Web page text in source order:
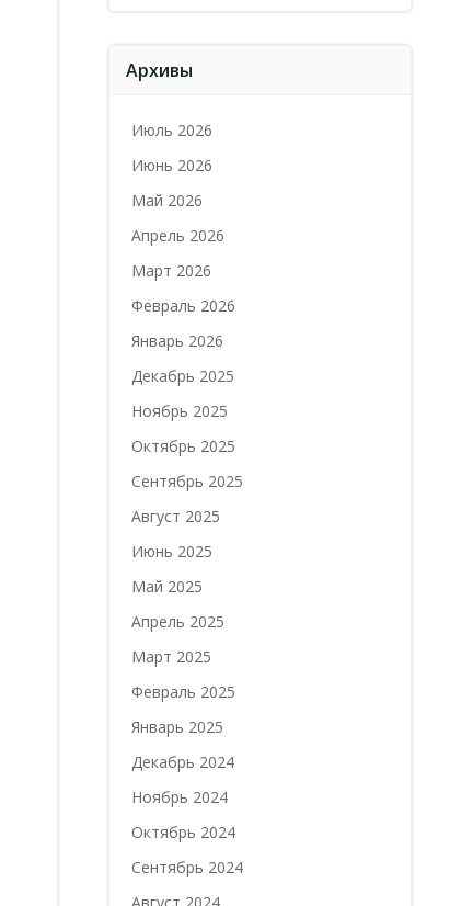
Архивы
Июль 2026
Июнь 2026
Май 2026
Апрель 2026
Март 2026
Февраль 2026
Январь 2026
Декабрь 2025
Ноябрь 2025
Октябрь 2025
Сентябрь 2025
Август 2025
Июнь 2025
Май 2025
Апрель 2025
Март 2025
Февраль 2025
Январь 2025
Декабрь 2024
Ноябрь 2024
Октябрь 2024
Сентябрь 2024